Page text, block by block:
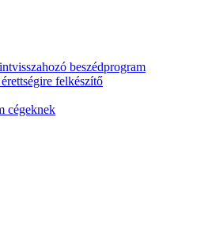
beszédprogram
felkészítő
cégeknek